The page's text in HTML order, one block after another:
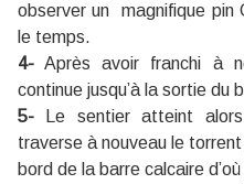
observer un magnifique
le temps.
4- Après avoir franchi à
continue jusqu’à la sortie du
5- Le sentier atteint
traverse à nouveau le torrent
bord de la barre calcaire